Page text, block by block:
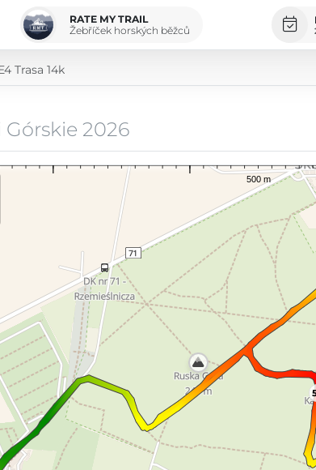
RATE MY TRAIL
Žebříček horských běžců
Trasa 14k
2026